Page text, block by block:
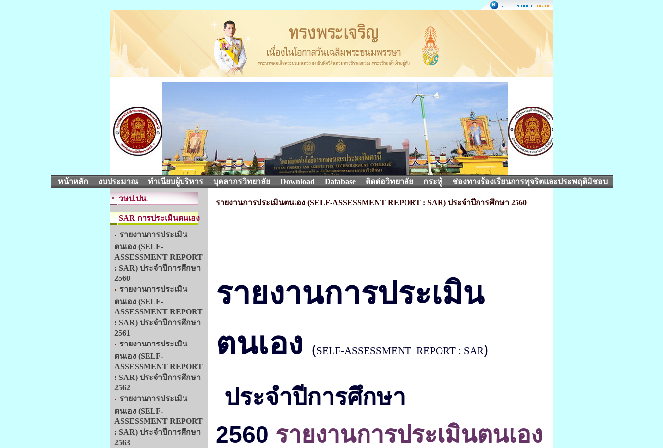
หน้าหลัก งบประมาณ ทำเนียบผู้บริหาร บุคลากรวิทยาลัย Download Database ติดต่อวิทยาลัย กระทู้
ช่องทางร้องเรียนการทุจริตและประพฤติมิชอบ
วษป.ปน.
SAR การประเมินตนเอง
รายงานการประเมิน
ตนเอง (SELF-
ASSESSMENT REPORT
: SAR) ประจำปีการศึกษา
2560
รายงานการประเมิน
ตนเอง (SELF-
ASSESSMENT REPORT
: SAR) ประจำปีการศึกษา
2561
รายงานการประเมิน
ตนเอง (SELF-
ASSESSMENT REPORT
: SAR) ประจำปีการศึกษา
2562
รายงานการประเมิน
ตนเอง (SELF-
ASSESSMENT REPORT
: SAR) ประจำปีการศึกษา
2563
รายงานการประเมินตนเอง (SELF-ASSESSMENT REPORT : SAR) ประจำปีการศึกษา 2560
รายงานการประเมิน
ตนเอง
(SELF-ASSESSMENT REPORT : SAR)
ประจำปีการศึกษา
2560 รายงานการประเมินตนเอง